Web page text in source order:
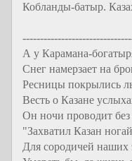
Кобланды-батыр.
А у Карамана-
Снег намерзает на
Ресницы покрылись
Весть о Казане
Он ночи проводит без
"Захватил Казан
Для сородичей наших